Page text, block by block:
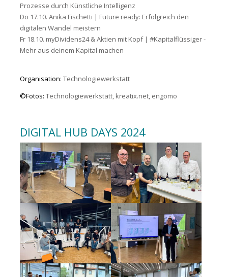
Prozesse durch Künstliche Intelligenz
Do 17.10. Anika Fischetti | Future ready: Erfolgreich den
digitalen Wandel meistern
Fr 18.10. myDividens24 & Aktien mit Kopf | #Kapitalflüssiger -
Mehr aus deinem Kapital machen
Organisation: Technologiewerkstatt
©Fotos: Technologiewerkstatt, kreatix.net, engomo
DIGITAL HUB DAYS 2024